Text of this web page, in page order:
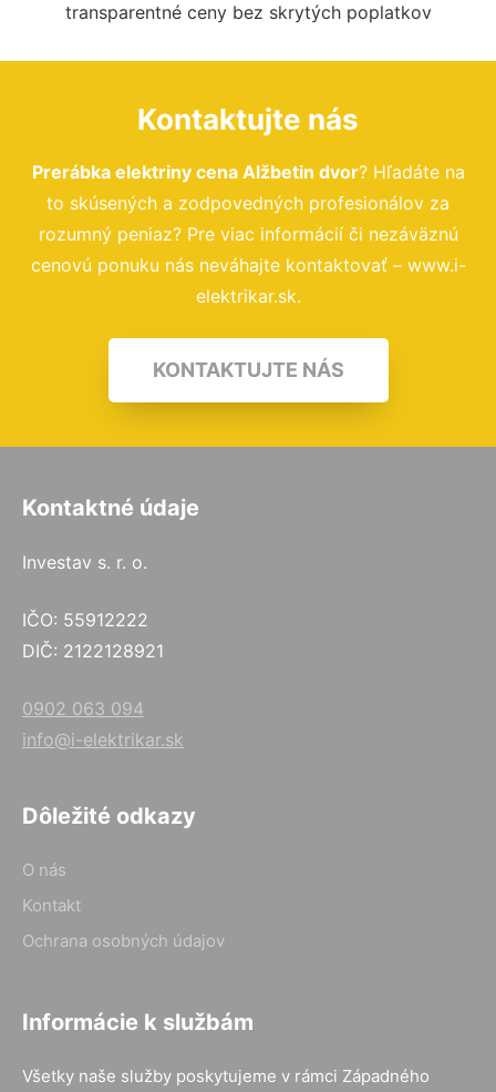
transparentné ceny bez skrytých poplatkov
Kontaktujte nás
Prerábka elektriny cena Alžbetin dvor? Hľadáte na
to skúsených a zodpovedných profesionálov za
rozumný peniaz? Pre viac informácií či nezáväznú
cenovú ponuku nás neváhajte kontaktovať – www.i-
elektrikar.sk.
KONTAKTUJTE NÁS
Kontaktné údaje
Investav s. r. o.
IČO: 55912222
DIČ: 2122128921
0902 063 094
info@i-elektrikar.sk
Dôležité odkazy
O nás
Kontakt
Ochrana osobných údajov
Informácie k službám
Všetky naše služby poskytujeme v rámci Západného